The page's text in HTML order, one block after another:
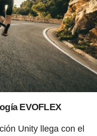
EVOFLEX
Unity llega con el